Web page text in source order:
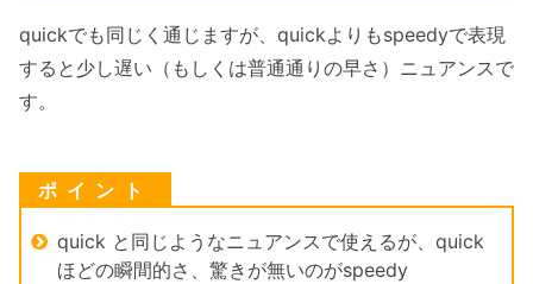
quickでも同じく通じますが、quickよりもspeedyで表現
すると少し遅い（もしくは普通通りの早さ）ニュアンスで
す。
quick と同じようなニュアンスで使えるが、quick
ほどの瞬間的さ、驚きが無いのがspeedy